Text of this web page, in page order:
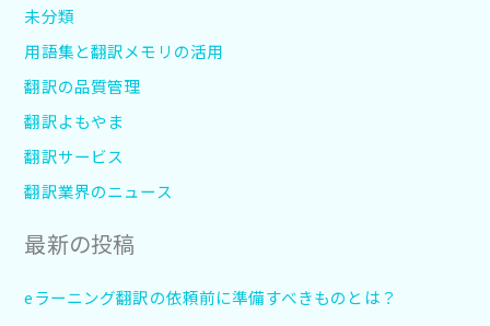
未分類
用語集と翻訳メモリの活用
翻訳の品質管理
翻訳よもやま
翻訳サービス
翻訳業界のニュース
最新の投稿
eラーニング翻訳の依頼前に準備すべきものとは？